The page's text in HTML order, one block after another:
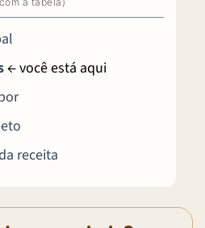
← você está aqui
receita